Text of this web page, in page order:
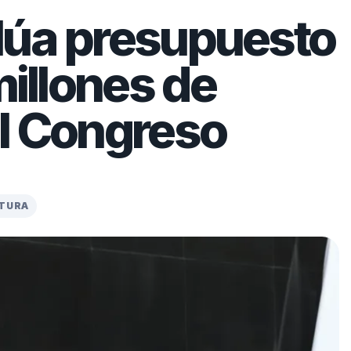
presupuesto
de
Congreso